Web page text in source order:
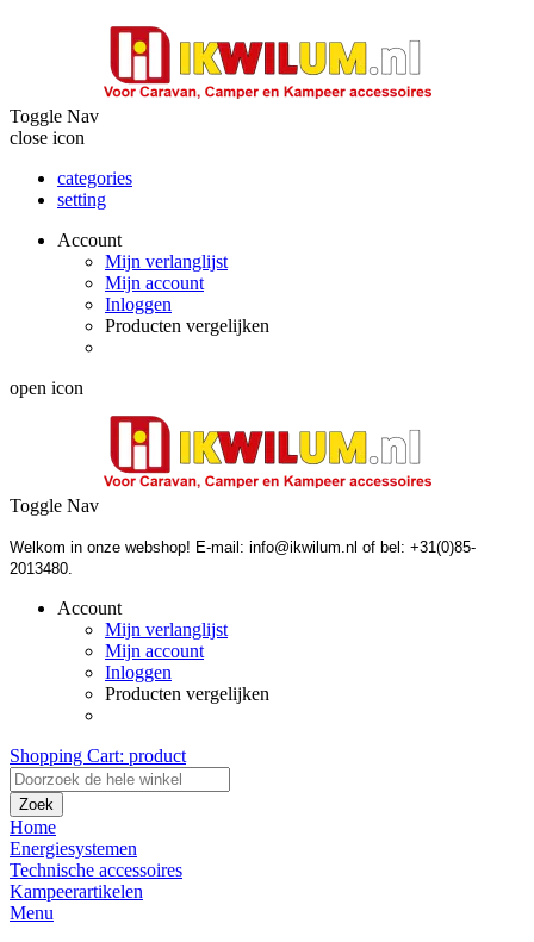
Toggle Nav
close icon
categories
setting
Account
Mijn verlanglijst
Mijn account
Inloggen
Producten vergelijken
open icon
Toggle Nav
Welkom in onze webshop! E-mail: info@ikwilum.nl of bel: +31(0)85-
2013480.
Account
Mijn verlanglijst
Mijn account
Inloggen
Producten vergelijken
Shopping Cart: product
Zoek
Home
Energiesystemen
Technische accessoires
Kampeerartikelen
Menu